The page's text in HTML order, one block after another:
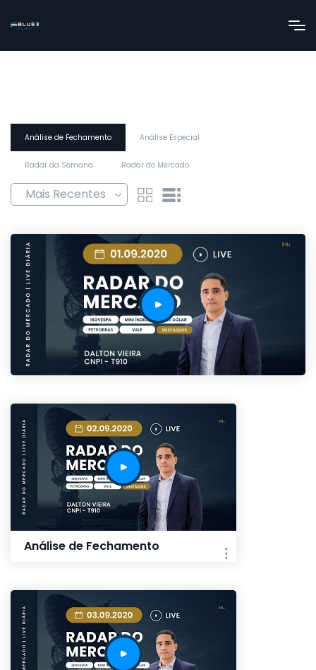
Análise de Fechamento Análise Especial
Radar da Semana Radar do Mercado
Análise de Fechamento